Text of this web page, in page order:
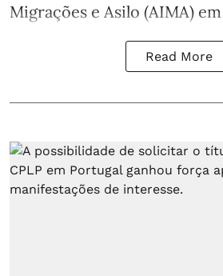
Migrações e Asilo (AIMA)
Read More